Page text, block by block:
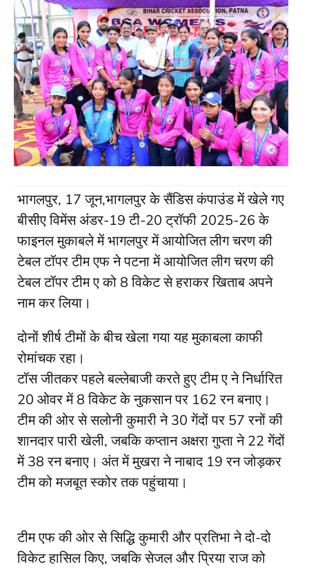
भागलपुर, 17 जून,भागलपुर के सैंडिस कंपाउंड में खेले गए
बीसीए विमेंस अंडर-19 टी-20 ट्रॉफी 2025-26 के
फाइनल मुकाबले में भागलपुर में आयोजित लीग चरण की
टेबल टॉपर टीम एफ ने पटना में आयोजित लीग चरण की
टेबल टॉपर टीम ए को 8 विकेट से हराकर खिताब अपने
नाम कर लिया।
दोनों शीर्ष टीमों के बीच खेला गया यह मुकाबला काफी
रोमांचक रहा।
टॉस जीतकर पहले बल्लेबाजी करते हुए टीम ए ने निर्धारित
20 ओवर में 8 विकेट के नुकसान पर 162 रन बनाए।
टीम की ओर से सलोनी कुमारी ने 30 गेंदों पर 57 रनों की
शानदार पारी खेली, जबकि कप्तान अक्षरा गुप्ता ने 22 गेंदों
में 38 रन बनाए। अंत में मुखरा ने नाबाद 19 रन जोड़कर
टीम को मजबूत स्कोर तक पहुंचाया।
टीम एफ की ओर से सिद्धि कुमारी और प्रतिभा ने दो-दो
विकेट हासिल किए, जबकि सेजल और प्रिया राज को